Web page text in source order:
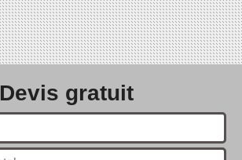
Devis gratuit